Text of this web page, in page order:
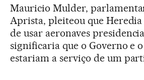
Mauricio Mulder,
Aprista, pleiteou que
de usar aeronaves
significaria que o Governo e
estariam a serviço de um